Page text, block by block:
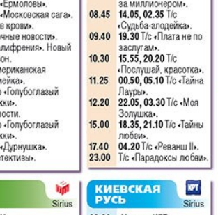
41
47
53
59
Англия
Аугсбург-сити
Будь здоров
Вечерняя газета